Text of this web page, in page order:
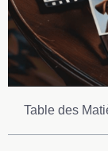
Table des